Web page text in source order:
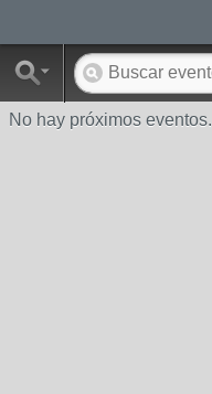
No hay próximos eventos.